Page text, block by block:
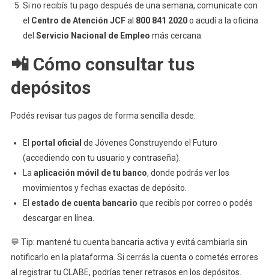
Si no recibís tu pago después de una semana, comunicate con
el Centro de Atención JCFal 800 841 2020o acudí a la oficina
del Servicio Nacional de Empleo más cercana.
📲 Cómo consultar tus
depósitos
Podés revisar tus pagos de forma sencilla desde:
El portal oficial de Jóvenes Construyendo el Futuro
(accediendo con tu usuario y contraseña).
La aplicación móvil de tu banco, donde podrás ver los
movimientos y fechas exactas de depósito.
El estado de cuenta bancario que recibís por correo o podés
descargar en línea.
💬 Tip: mantené tu cuenta bancaria activa y evitá cambiarla sin
notificarlo en la plataforma. Si cerrás la cuenta o cometés errores
al registrar tu CLABE, podrías tener retrasos en los depósitos.